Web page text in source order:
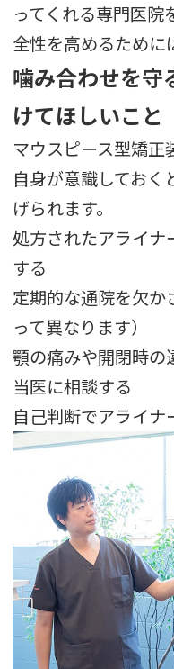
ってくれる専門医
全性を高めるために
噛み合わせを守
けてほしいこと
マウスピース型矯
自身が意識しておく
げられます。
処方されたアライ
する
定期的な通院を欠か
って異なります）
顎の痛みや開閉時の
当医に相談する
自己判断でアライ